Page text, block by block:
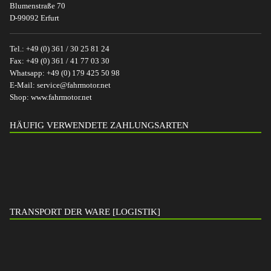
Blumenstraße 70
D-99092 Erfurt
Tel.: +49 (0) 361 / 30 25 81 24
Fax: +49 (0) 361 / 41 77 03 30
Whatsapp: +49 (0) 179 425 50 98
E-Mail: service@fahrmotor.net
Shop: www.fahrmotor.net
HÄUFIG VERWENDETE ZAHLUNGSARTEN
TRANSPORT DER WARE [LOGISTIK]